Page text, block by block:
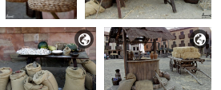
 